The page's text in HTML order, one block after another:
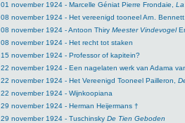
01 november 1924 - Marcelle Géniat Pierre Frondaie,
08 november 1924 - Het vereenigd tooneel Arn.
08 november 1924 - Antoon Thiry Meester Vindevogel
08 november 1924 - Het recht tot staken
15 november 1924 - Professor of kapitein?
22 november 1924 - Een nagelaten werk van Adama
22 november 1924 - Het Vereenigd Tooneel Pailleron,
22 november 1924 - Wijnkoopiana
29 november 1924 - Herman Heijermans †
29 november 1924 - Tuschinsky De Tien Geboden